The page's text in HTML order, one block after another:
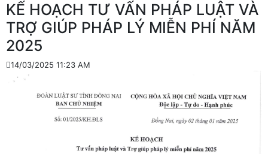
KẾ HOẠCH TƯ VẤN PHÁP LUẬT VÀ
TRỢ GIÚP PHÁP LÝ MIỄN PHÍ NĂM
2025
14/03/2025 11:23 AM